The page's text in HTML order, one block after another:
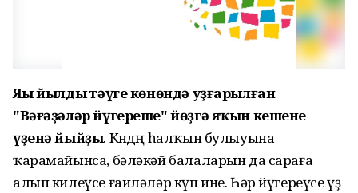
Яңы йылдың тәүге көнөндә уҙғарылған
"Вәғәҙәләр йүгереше" йөҙгә яҡын кешене
үҙенә йыйҙы. Көндөң һалҡын булыуына
ҡарамайынса, бәләкәй балаларын да сараға
алып килеүсе ғаиләләр күп ине. Һәр йүгереүсе үҙ